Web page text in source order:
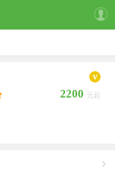
2200 元起